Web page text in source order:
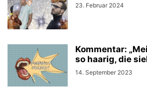
23. Februar 2024
Kommentar:
so haarig, die
14. September 2023